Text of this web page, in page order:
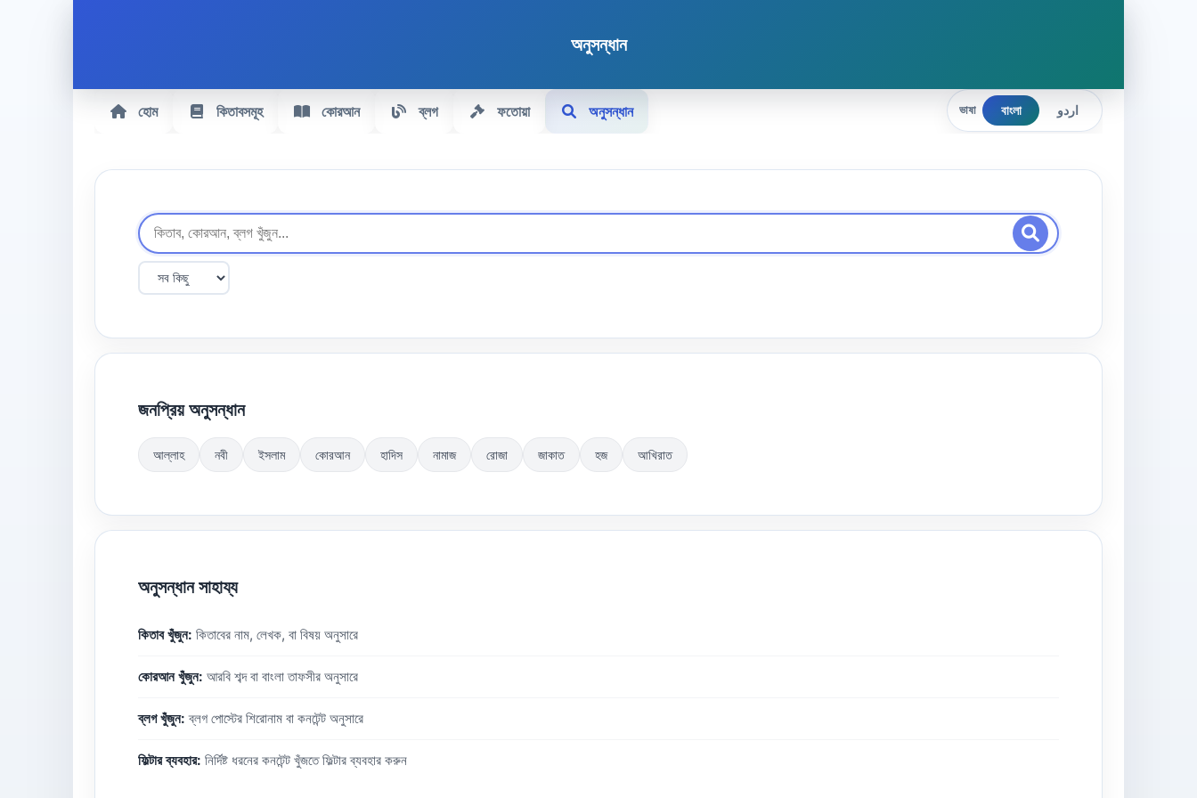
অনুসন্ধান
হোম কিতাবসমূহ কোরআন ব্লগ ফতোয়া অনুসন্ধান ভাষা বাংলা اردو
জনপ্রিয় অনুসন্ধান
আল্লাহ নবী ইসলাম কোরআন হাদিস নামাজ রোজা জাকাত হজ আখিরাত
অনুসন্ধান সাহায্য
কিতাব খুঁজুন: কিতাবের নাম, লেখক, বা বিষয় অনুসারে
কোরআন খুঁজুন: আরবি শব্দ বা বাংলা তাফসীর অনুসারে
ব্লগ খুঁজুন: ব্লগ পোস্টের শিরোনাম বা কনটেন্ট অনুসারে
ফিল্টার ব্যবহার: নির্দিষ্ট ধরনের কনটেন্ট খুঁজতে ফিল্টার ব্যবহার করুন